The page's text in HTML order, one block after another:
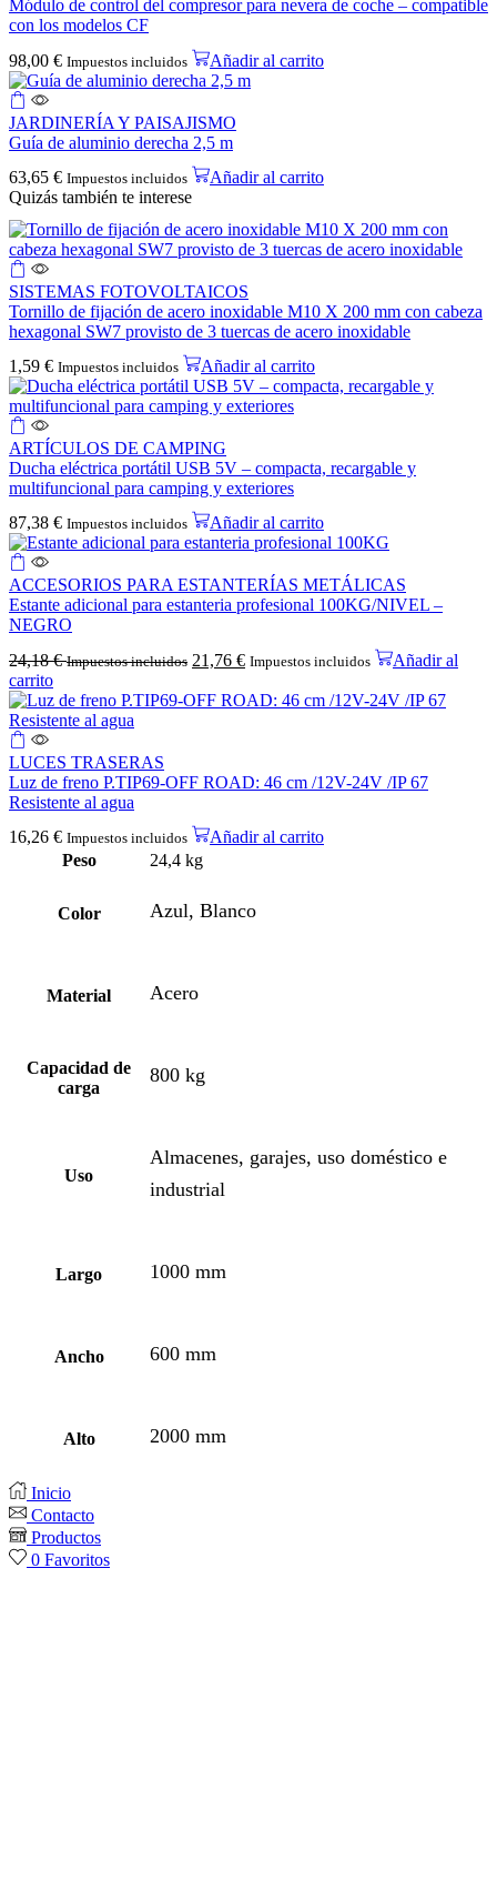
Módulo de control del compresor para nevera de coche – compatible
con los modelos CF
98,00 € Impuestos incluidos Añadir al carrito
JARDINERÍA Y PAISAJISMO
Guía de aluminio derecha 2,5 m
63,65 € Impuestos incluidos
Añadir al carrito
Quizás también te interese
SISTEMAS FOTOVOLTAICOS
Tornillo de fijación de acero inoxidable M10 X 200 mm con cabeza
hexagonal SW7 provisto de 3 tuercas de acero inoxidable
1,59 € Impuestos incluidos Añadir al carrito
ARTÍCULOS DE CAMPING
Ducha eléctrica portátil USB 5V – compacta, recargable y
multifuncional para camping y exteriores
87,38 € Impuestos incluidos Añadir al carrito
ACCESORIOS PARA ESTANTERÍAS METÁLICAS
Estante adicional para estanteria profesional 100KG/NIVEL –
NEGRO
24,18€ Impuestos incluidos 21,76 € Impuestos incluidos
Añadir al
carrito
LUCES TRASERAS
Luz de freno P.TIP69-OFF ROAD: 46 cm /12V-24V /IP 67
Resistente al agua
16,26 € Impuestos incluidos
Añadir al carrito
Peso
24,4 kg
Color Azul, Blanco
Material Acero
Capacidad de
carga
800 kg
Uso
Almacenes, garajes, uso doméstico e
industrial
Largo 1000 mm
Ancho 600 mm
Alto 2000 mm
Inicio
Contacto
Productos
0 Favoritos